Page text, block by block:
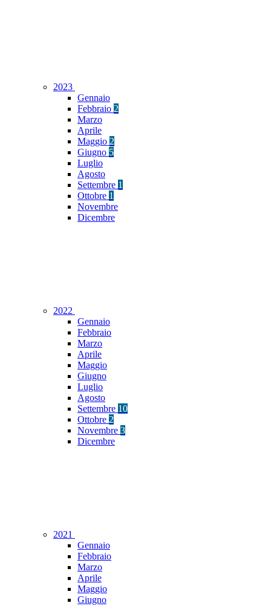
2023
Gennaio
Febbraio 2
Marzo
Aprile
Maggio 2
Giugno 5
Luglio
Agosto
Settembre 1
Ottobre 1
Novembre
Dicembre
2022
Gennaio
Febbraio
Marzo
Aprile
Maggio
Giugno
Luglio
Agosto
Settembre 10
Ottobre 2
Novembre 3
Dicembre
2021
Gennaio
Febbraio
Marzo
Aprile
Maggio
Giugno